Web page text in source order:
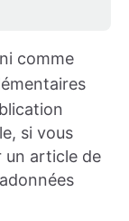
comme
si vous
un article de